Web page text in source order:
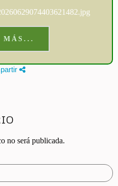
MÁS...
no será publicada.